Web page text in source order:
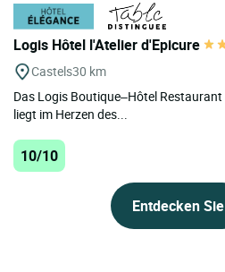
Logis Hôtel l'Atelier d'Epicure
Castels30 km
Das Logis Boutique–Hôtel Restaurant
liegt im Herzen des...
10/10
Entdecken Sie